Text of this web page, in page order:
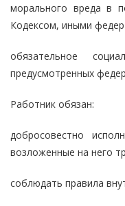
морального вреда в
Кодексом, иными
обязательное
предусмотренных
Работник обязан:
добросовестно
возложенные на него
соблюдать правила